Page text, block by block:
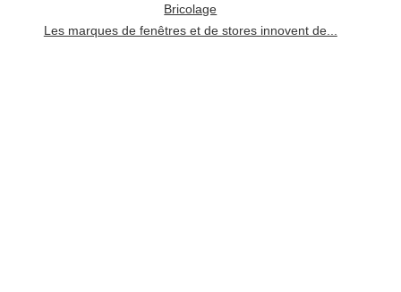
Bricolage
Les marques de fenêtres et de stores innovent de...